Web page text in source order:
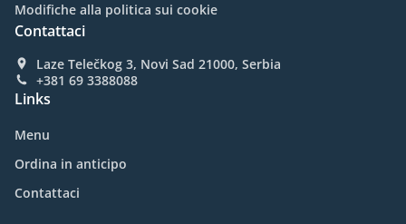
Modifiche alla politica sui cookie
Contattaci
Laze Telečkog 3, Novi Sad 21000, Serbia
+381 69 3388088
Links
Menu
Ordina in anticipo
Contattaci